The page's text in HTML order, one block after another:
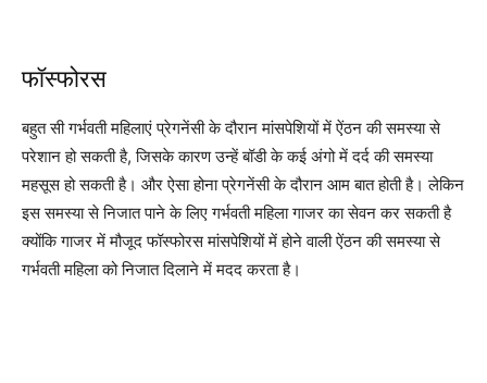
फॉस्फोरस
बहुत सी गर्भवती महिलाएं प्रेगनेंसी के दौरान मांसपेशियों में ऐंठन की समस्या से
परेशान हो सकती है, जिसके कारण उन्हें बॉडी के कई अंगो में दर्द की समस्या
महसूस हो सकती है। और ऐसा होना प्रेगनेंसी के दौरान आम बात होती है। लेकिन
इस समस्या से निजात पाने के लिए गर्भवती महिला गाजर का सेवन कर सकती है
क्योंकि गाजर में मौजूद फॉस्फोरस मांसपेशियों में होने वाली ऐंठन की समस्या से
गर्भवती महिला को निजात दिलाने में मदद करता है।